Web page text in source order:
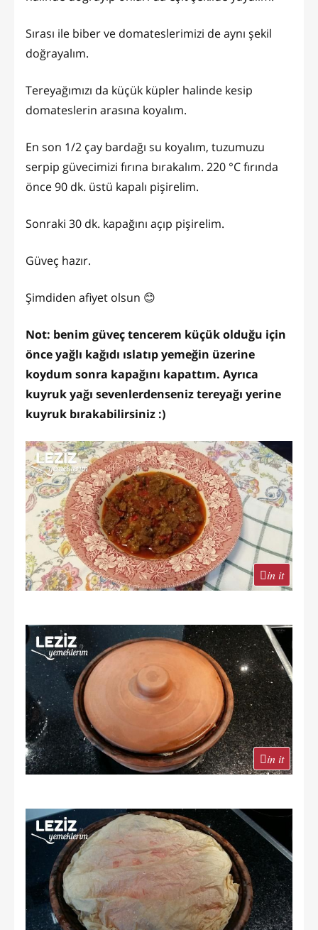
Sırası ile biber ve domateslerimizi de aynı şekil
doğrayalım.
Tereyağımızı da küçük küpler halinde kesip
domateslerin arasına koyalım.
En son 1/2 çay bardağı su koyalım, tuzumuzu
serpip güvecimizi fırına bırakalım. 220 °C fırında
önce 90 dk. üstü kapalı pişirelim.
Sonraki 30 dk. kapağını açıp pişirelim.
Güveç hazır.
Şimdiden afiyet olsun 😊
Not: benim güveç tencerem küçük olduğu için
önce yağlı kağıdı ıslatıp yemeğin üzerine
koydum sonra kapağını kapattım. Ayrıca
kuyruk yağı sevenlerdenseniz tereyağı yerine
kuyruk bırakabilirsiniz :)
in it
in it